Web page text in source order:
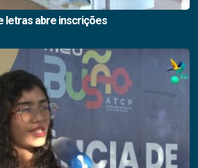
letras abre inscrições